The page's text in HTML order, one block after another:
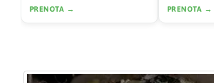
PRENOTA → PRENOTA →